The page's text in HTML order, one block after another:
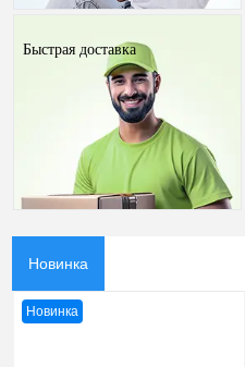
Быстрая доставка
Новинка
Новинка